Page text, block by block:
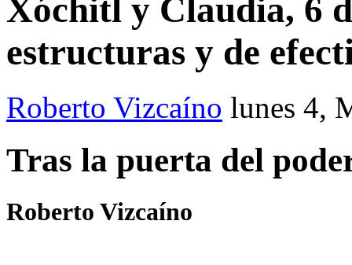
Xóchitl y Claudia, 6
estructuras y de
Roberto Vizcaíno lunes 4,
Tras la puerta del
Roberto Vizcaíno